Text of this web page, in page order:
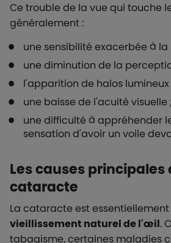
Ce trouble de la vue qui touche
généralement :
une sensibilité exacerbée à la
une diminution de la
l'apparition de halos lumineux
une baisse de l'acuité visuelle ;
une difficulté à appréhender
sensation d'avoir un voile
Les causes principales
cataracte
La cataracte est
vieillissement naturel de l'œil.
tabagisme, certaines maladies